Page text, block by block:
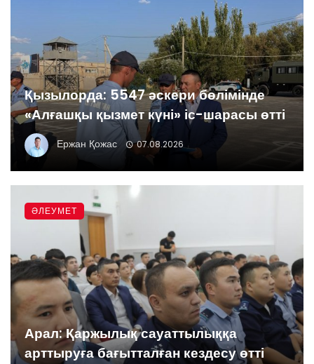
Қызылорда: 5547 әскери бөлімінде
«Алғашқы қызмет күні» іс-шарасы өтті
Ержан Қожас 07.08.2026
Арал: Қаржылық сауаттылыққа
арттыруға бағытталған кездесу өтті
ӘЛЕУМЕТ